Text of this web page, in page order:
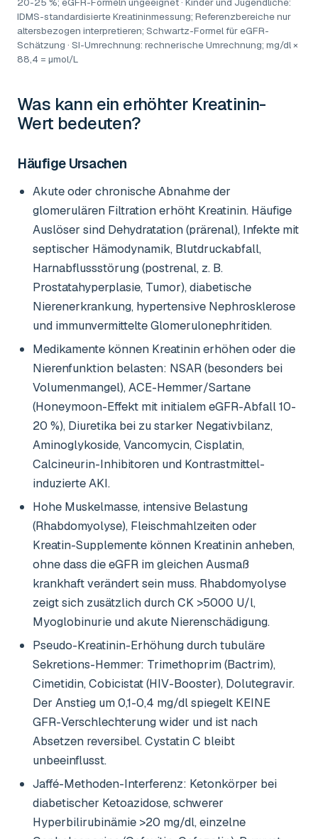
IDMS-standardisierte Kreatininmessung; Referenzbereiche nur
altersbezogen interpretieren; Schwartz-Formel für eGFR-
Schätzung · SI-Umrechnung: rechnerische Umrechnung; mg/dl ×
88,4 = µmol/L
Was kann ein erhöhter Kreatinin-
Wert bedeuten?
Häufige Ursachen
Akute oder chronische Abnahme der
glomerulären Filtration erhöht Kreatinin. Häufige
Auslöser sind Dehydratation (prärenal), Infekte mit
septischer Hämodynamik, Blutdruckabfall,
Harnabflussstörung (postrenal, z. B.
Prostatahyperplasie, Tumor), diabetische
Nierenerkrankung, hypertensive Nephrosklerose
und immunvermittelte Glomerulonephritiden.
Medikamente können Kreatinin erhöhen oder die
Nierenfunktion belasten: NSAR (besonders bei
Volumenmangel), ACE-Hemmer/Sartane
(Honeymoon-Effekt mit initialem eGFR-Abfall 10-
20 %), Diuretika bei zu starker Negativbilanz,
Aminoglykoside, Vancomycin, Cisplatin,
Calcineurin-Inhibitoren und Kontrastmittel-
induzierte AKI.
Hohe Muskelmasse, intensive Belastung
(Rhabdomyolyse), Fleischmahlzeiten oder
Kreatin-Supplemente können Kreatinin anheben,
ohne dass die eGFR im gleichen Ausmaß
krankhaft verändert sein muss. Rhabdomyolyse
zeigt sich zusätzlich durch CK >5000 U/l,
Myoglobinurie und akute Nierenschädigung.
Pseudo-Kreatinin-Erhöhung durch tubuläre
Sekretions-Hemmer: Trimethoprim (Bactrim),
Cimetidin, Cobicistat (HIV-Booster), Dolutegravir.
Der Anstieg um 0,1-0,4 mg/dl spiegelt KEINE
GFR-Verschlechterung wider und ist nach
Absetzen reversibel. Cystatin C bleibt
unbeeinflusst.
Jaffé-Methoden-Interferenz: Ketonkörper bei
diabetischer Ketoazidose, schwerer
Hyperbilirubinämie >20 mg/dl, einzelne